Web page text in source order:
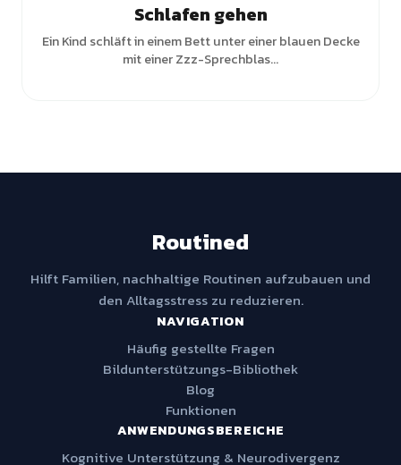
Schlafen gehen
Ein Kind schläft in einem Bett unter einer blauen Decke
mit einer Zzz-Sprechblas...
Routined
Hilft Familien, nachhaltige Routinen aufzubauen und
den Alltagsstress zu reduzieren.
NAVIGATION
Häufig gestellte Fragen
Bildunterstützungs-Bibliothek
Blog
Funktionen
ANWENDUNGSBEREICHE
Kognitive Unterstützung & Neurodivergenz